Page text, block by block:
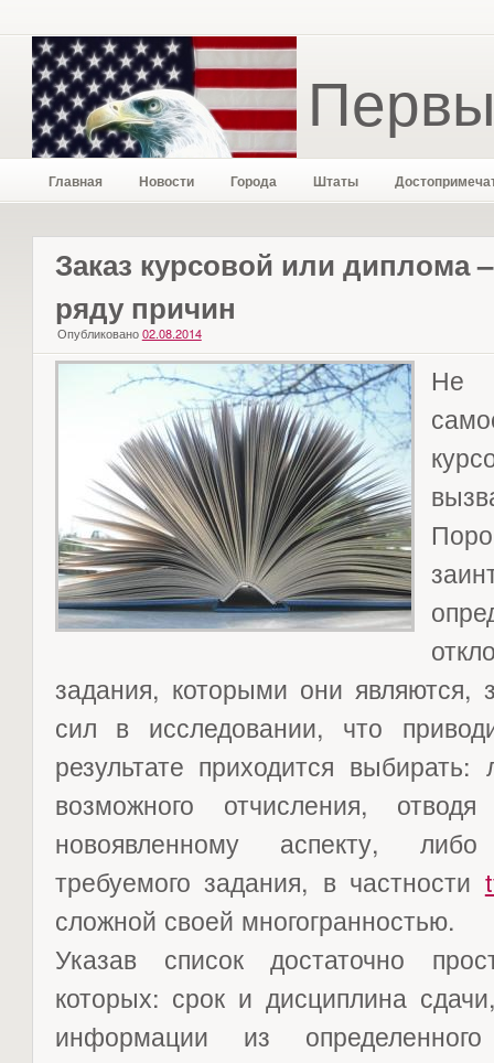
Главная Новости Города Штаты
Заказ курсовой или диплома
ряду причин
Опубликовано 02.08.2014
Не
задания, которыми они являются,
сил в исследовании, что
результате приходится
возможного отчисления,
новоявленному аспекту,
требуемого задания, в частности
сложной своей многогранностью.
Указав список достаточно
которых: срок и дисциплина
информации из